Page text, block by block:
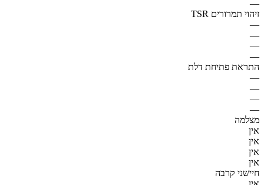
—
זיהוי תמרורים TSR
—
—
—
—
התראת פתיחת דלת
—
—
—
—
מצלמה
אין
אין
אין
אין
חיישני קרבה